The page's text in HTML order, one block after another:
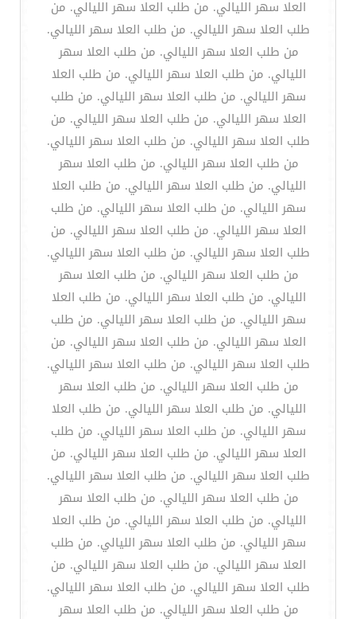
العلا سهر الليالي. من طلب العلا سهر الليالي. من
طلب العلا سهر الليالي. من طلب العلا سهر الليالي.
من طلب العلا سهر الليالي. من طلب العلا سهر
الليالي. من طلب العلا سهر الليالي. من طلب العلا
سهر الليالي. من طلب العلا سهر الليالي. من طلب
العلا سهر الليالي. من طلب العلا سهر الليالي. من
طلب العلا سهر الليالي. من طلب العلا سهر الليالي.
من طلب العلا سهر الليالي. من طلب العلا سهر
الليالي. من طلب العلا سهر الليالي. من طلب العلا
سهر الليالي. من طلب العلا سهر الليالي. من طلب
العلا سهر الليالي. من طلب العلا سهر الليالي. من
طلب العلا سهر الليالي. من طلب العلا سهر الليالي.
من طلب العلا سهر الليالي. من طلب العلا سهر
الليالي. من طلب العلا سهر الليالي. من طلب العلا
سهر الليالي. من طلب العلا سهر الليالي. من طلب
العلا سهر الليالي. من طلب العلا سهر الليالي. من
طلب العلا سهر الليالي. من طلب العلا سهر الليالي.
من طلب العلا سهر الليالي. من طلب العلا سهر
الليالي. من طلب العلا سهر الليالي. من طلب العلا
سهر الليالي. من طلب العلا سهر الليالي. من طلب
العلا سهر الليالي. من طلب العلا سهر الليالي. من
طلب العلا سهر الليالي. من طلب العلا سهر الليالي.
من طلب العلا سهر الليالي. من طلب العلا سهر
الليالي. من طلب العلا سهر الليالي. من طلب العلا
سهر الليالي. من طلب العلا سهر الليالي. من طلب
العلا سهر الليالي. من طلب العلا سهر الليالي. من
طلب العلا سهر الليالي. من طلب العلا سهر الليالي.
من طلب العلا سهر الليالي. من طلب العلا سهر